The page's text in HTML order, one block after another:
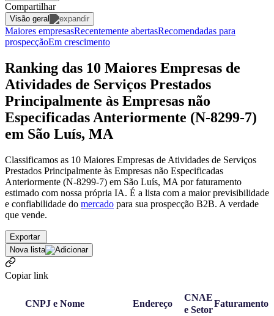
Compartilhar
Visão geral
Maiores empresasRecentemente abertasRecomendadas para
prospecçãoEm crescimento
Ranking das 10 Maiores Empresas de
Atividades de Serviços Prestados
Principalmente às Empresas não
Especificadas Anteriormente (N-8299-7)
em São Luís, MA
Classificamos as 10 Maiores Empresas de Atividades de Serviços
Prestados Principalmente às Empresas não Especificadas
Anteriormente (N-8299-7) em São Luís, MA por faturamento
estimado com nossa própria IA. É a lista com a maior previsibilidade
e confiabilidade do mercado para sua prospecção B2B. A verdade
que vende.
Exportar
Nova lista
Copiar link
CNPJ e Nome Endereço
CNAE
e Setor
Faturamento